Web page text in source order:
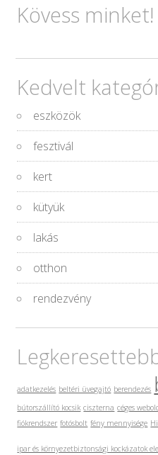
Kövess minket!
Kedvelt
eszközök
fesztivál
kert
kütyük
lakás
otthon
rendezvény
adatkezelés beltéri üvegajtó berendezés
bútorszállító kocsik ciszterna céges
fiókrendszer fotósbolt fény mennyisége
ipar és környezetbiztonsági kockázatok